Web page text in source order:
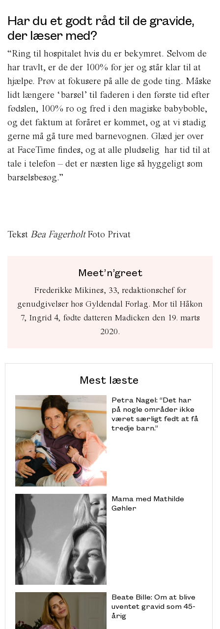
Har du et godt råd til de gravide,
der læser med?
“Ring til hospitalet hvis du er bekymret. Selvom de
har travlt, er de der 100% for jer og står klar til at
hjælpe. Prøv at fokusere på alle de gode ting. Måske
lidt længere ‘barsel’ til faderen i den første tid efter
fødslen, 100% ro og fred i den magiske babyboble,
og det faktum at foråret er kommet, og at vi stadig
gerne må gå ture med barnevognen. Glæd jer over
at FaceTime findes, og at alle pludselig har tid til at
tale i telefon – det er næsten lige så hyggeligt som
barselsbesøg.”
Tekst Bea FagerholtFoto Privat
Meet’n’greet
Frederikke Mikines, 33, redaktionschef for
genudgivelser hos Gyldendal Forlag. Mor til Håkon
7, Ingrid 4, fødte datteren Madicken den 19. marts
2020.
Mest læste
Petra Nagel: “Det har
på nogle områder ikke
været særligt fedt at få
tredje barn.”
Mama med Mathilde
Gøhler
Beate Bille: Om at blive
uventet gravid som 45-
årig